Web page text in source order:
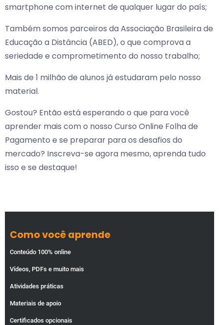
smartphone com internet de qualquer lugar do país;
Também somos parceiros da Associação Brasileira de
Educação a Distância (ABED), o que comprova a
seriedade e comprometimento do nosso trabalho;
Mais de 1 milhão de alunos já estudaram pelo nosso
material.
Gostou? Então está esperando o que para você
aprender mais com o nosso Curso Online Folha de
Pagamento e se preparar para os desafios do
mercado? Inscreva-se agora mesmo, aprenda tudo
isso e se destaque!
Como você aprende
Conteúdo 100% online
Vídeos, PDFs e muito mais
Atividades práticas
Materiais de apoio
Certificados opcionais